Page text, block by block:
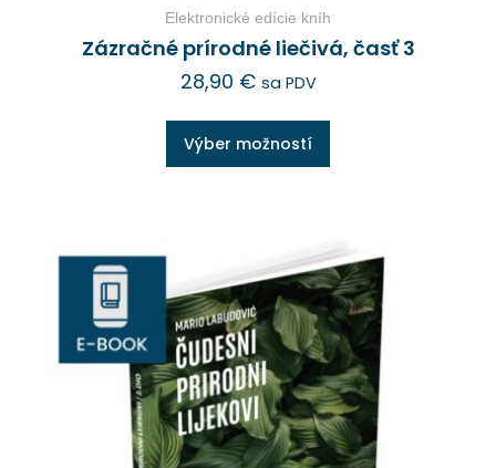
Elektronické edície kníh
Zázračné prírodné liečivá, časť 3
28,90 € sa PDV
Výber možností